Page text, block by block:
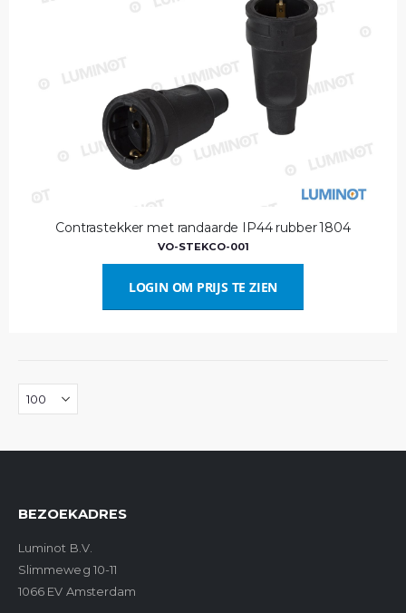
Contrastekker met randaarde IP44 rubber 1804
VO-STEKCO-001
LOGIN OM PRIJS TE ZIEN
BEZOEKADRES
Luminot B.V.
Slimmeweg 10-11
1066 EV Amsterdam